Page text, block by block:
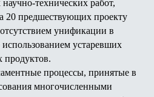
научно-технических работ,
20 предшествующих проекту
унификации в
устаревших
процессы, принятые в
многочисленными